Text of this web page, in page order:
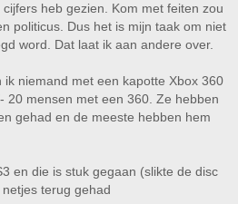
heb gezien. Kom met feiten zou
politicus. Dus het is mijn taak om niet
word. Dat laat ik aan andere over.
niemand met een kapotte Xbox 360
20 mensen met een 360. Ze hebben
gehad en de meeste hebben hem
en die is stuk gegaan (slikte de disc
terug gehad